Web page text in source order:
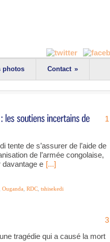
photos Contact »
1
tente de s’assurer de l’aide de
de l’armée congolaise,
davantage e [...]
Ouganda RDC tshisekedi
3
tragédie qui a causé la mort